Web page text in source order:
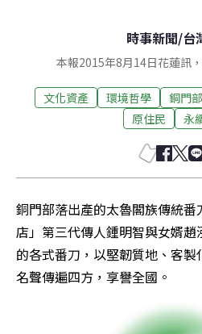
時事新聞/台
本報2015年8月14日花蓮訊
文化資產 環境哲學 銅門
原住民
永
銅門部落出產的太魯閣族傳統
店」第三代傳人鍾明智與女婿
的各式番刀，以堅韌質地、客
名聲傳遍四方，享譽全國。